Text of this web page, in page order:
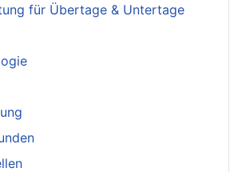
für Übertage & Untertage